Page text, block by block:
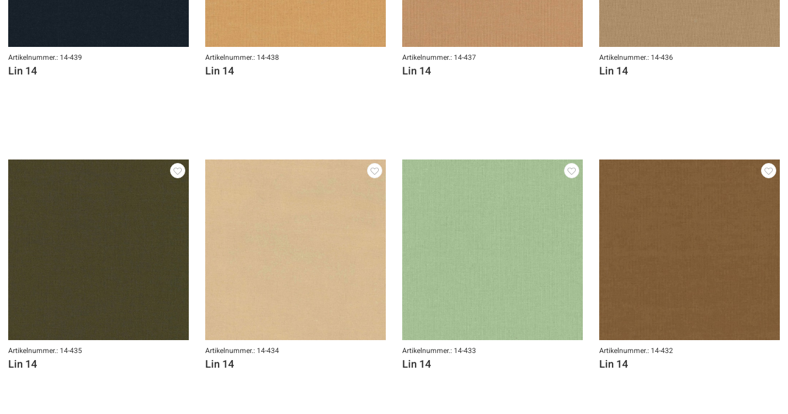
Artikelnummer.: 14-439
Lin 14
Artikelnummer.: 14-438
Lin 14
Artikelnummer.: 14-437
Lin 14
Artikelnummer.: 14-436
Lin 14
Artikelnummer.: 14-435
Lin 14
Artikelnummer.: 14-434
Lin 14
Artikelnummer.: 14-433
Lin 14
Artikelnummer.: 14-432
Lin 14